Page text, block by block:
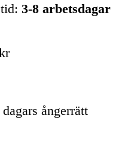
3-8 arbetsdagar
ångerrätt